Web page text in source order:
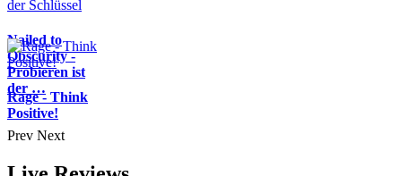
Nailed to
Obscurity -
Probieren ist
der …
Rage - Think
Positive!
Prev Next